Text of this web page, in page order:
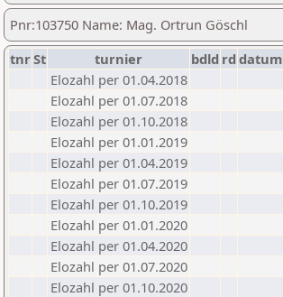
Pnr:103750 Name: Mag. Ortrun Göschl
tnrSt turnier bdld rd datum
Elozahl per 01.04.2018
Elozahl per 01.07.2018
Elozahl per 01.10.2018
Elozahl per 01.01.2019
Elozahl per 01.04.2019
Elozahl per 01.07.2019
Elozahl per 01.10.2019
Elozahl per 01.01.2020
Elozahl per 01.04.2020
Elozahl per 01.07.2020
Elozahl per 01.10.2020